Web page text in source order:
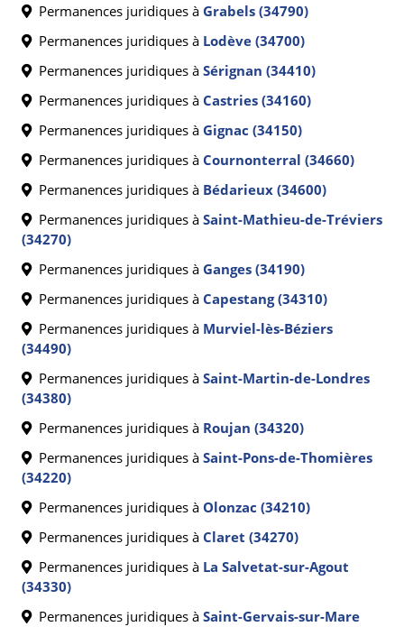
Permanences juridiques à Grabels (34790)
Permanences juridiques à Lodève (34700)
Permanences juridiques à Sérignan (34410)
Permanences juridiques à Castries (34160)
Permanences juridiques à Gignac (34150)
Permanences juridiques à Cournonterral (34660)
Permanences juridiques à Bédarieux (34600)
Permanences juridiques à Saint-Mathieu-de-Tréviers
(34270)
Permanences juridiques à Ganges (34190)
Permanences juridiques à Capestang (34310)
Permanences juridiques à Murviel-lès-Béziers
(34490)
Permanences juridiques à Saint-Martin-de-Londres
(34380)
Permanences juridiques à Roujan (34320)
Permanences juridiques à Saint-Pons-de-Thomières
(34220)
Permanences juridiques à Olonzac (34210)
Permanences juridiques à Claret (34270)
Permanences juridiques à La Salvetat-sur-Agout
(34330)
Permanences juridiques à Saint-Gervais-sur-Mare